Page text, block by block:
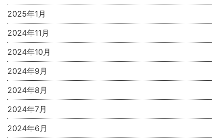
2025年1月
2024年11月
2024年10月
2024年9月
2024年8月
2024年7月
2024年6月